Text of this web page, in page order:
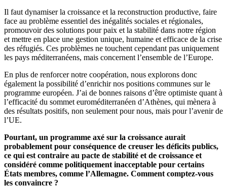
Il faut dynamiser la croissance et la reconstruction productive, faire
face au problème essentiel des inégalités sociales et régionales,
promouvoir des solutions pour paix et la stabilité dans notre région
et mettre en place une gestion unique, humaine et efficace de la crise
des réfugiés. Ces problèmes ne touchent cependant pas uniquement
les pays méditerranéens, mais concernent l’ensemble de l’Europe.
En plus de renforcer notre coopération, nous explorons donc
également la possibilité d’enrichir nos positions communes sur le
programme européen. J’ai de bonnes raisons d’être optimiste quant à
l’efficacité du sommet euroméditerranéen d’Athènes, qui mènera à
des résultats positifs, non seulement pour nous, mais pour l’avenir de
l’UE.
Pourtant, un programme axé sur la croissance aurait
probablement pour conséquence de creuser les déficits publics,
ce qui est contraire au pacte de stabilité et de croissance et
considéré comme politiquement inacceptable pour certains
États membres, comme l’Allemagne. Comment comptez-vous
les convaincre ?